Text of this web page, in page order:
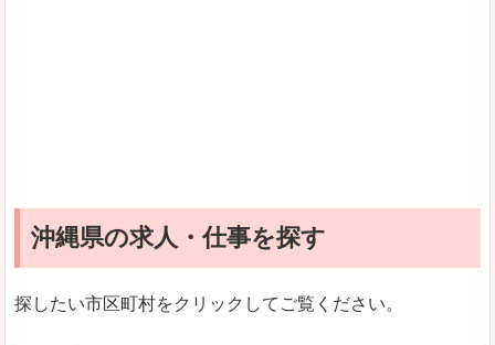
沖縄県の求人・仕事を探す
探したい市区町村をクリックしてご覧ください。